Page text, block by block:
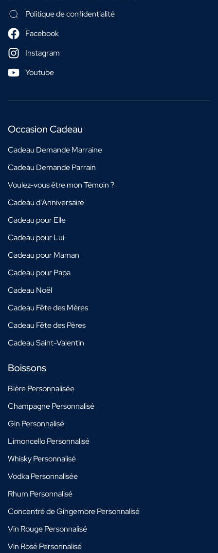
Politique de confidentialité
Facebook
Instagram
Youtube
Occasion Cadeau
Cadeau Demande Marraine
Cadeau Demande Parrain
Voulez-vous être mon Témoin ?
Cadeau d'Anniversaire
Cadeau pour Elle
Cadeau pour Lui
Cadeau pour Maman
Cadeau pour Papa
Cadeau Noël
Cadeau Fête des Mères
Cadeau Fête des Pères
Cadeau Saint-Valentin
Boissons
Bière Personnalisée
Champagne Personnalisé
Gin Personnalisé
Limoncello Personnalisé
Whisky Personnalisé
Vodka Personnalisée
Rhum Personnalisé
Concentré de Gingembre Personnalisé
Vin Rouge Personnalisé
Vin Rosé Personnalisé